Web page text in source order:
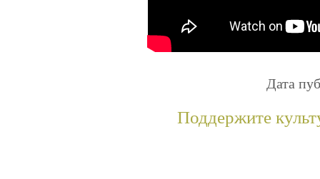
Дата
Поддержите